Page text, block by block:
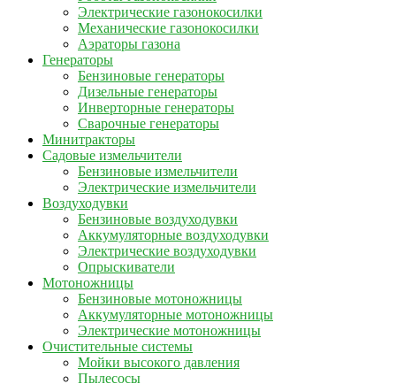
Электрические газонокосилки
Механические газонокосилки
Аэраторы газона
Генераторы
Бензиновые генераторы
Дизельные генераторы
Инверторные генераторы
Сварочные генераторы
Минитракторы
Садовые измельчители
Бензиновые измельчители
Электрические измельчители
Воздуходувки
Бензиновые воздуходувки
Аккумуляторные воздуходувки
Электрические воздуходувки
Опрыскиватели
Мотоножницы
Бензиновые мотоножницы
Аккумуляторные мотоножницы
Электрические мотоножницы
Очистительные системы
Мойки высокого давления
Пылесосы